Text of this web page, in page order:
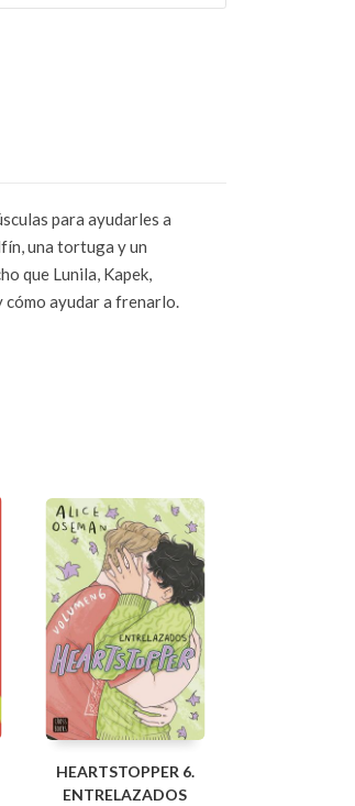
para ayudarles a
una tortuga y un
que Lunila, Kapek,
cómo ayudar a frenarlo.
HEARTSTOPPER 6.
ENTRELAZADOS